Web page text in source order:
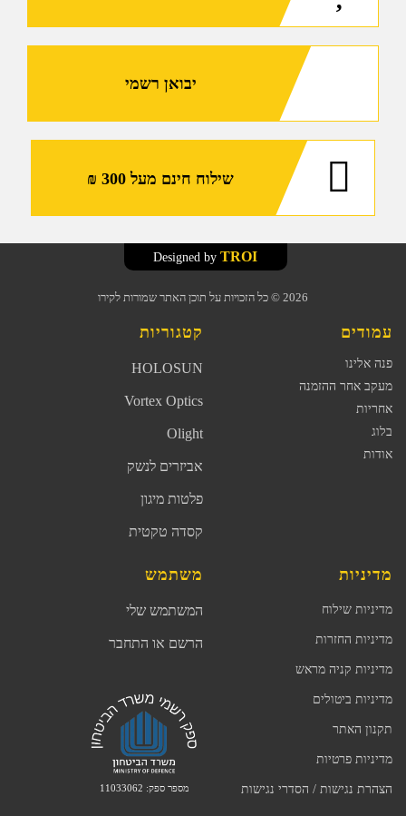
יבואן רשמי
שילוח חינם מעל 300 ₪
2026 © כל הזכויות על תוכן האתר שמורות לקירו
TROI
עמודים
פנה אלינו
מעקב אחר ההזמנה
אחריות
בלוג
אודות
קטגוריות
HOLOSUN
Vortex Optics
Olight
אביזרים לנשק
פלטות מיגון
קסדה טקטית
מדיניות
מדיניות שילוח
מדיניות החזרות
מדיניות קניה מראש
מדיניות ביטולים
תקנון האתר
מדיניות פרטיות
הצהרת נגישות / הסדרי נגישות
משתמש
המשתמש שלי
הרשם או התחבר
מספר ספק: 11033062